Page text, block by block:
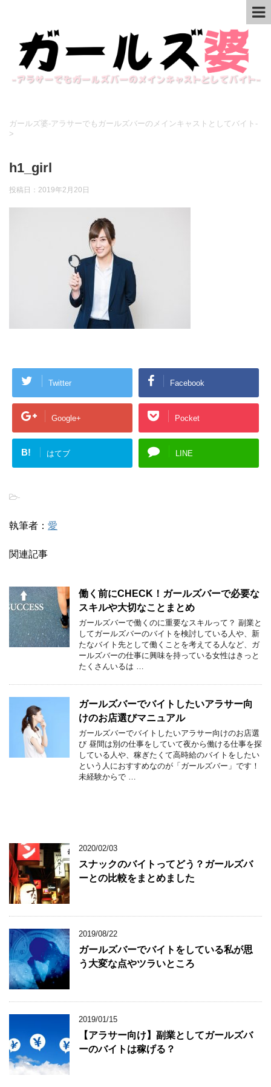
ガールズ婆-アラサーでもガールズバーのメインキャストとしてバイト-
>
h1_girl
投稿日： 2019年2月20日
Twitter Facebook
Google+ Pocket
B! はてブ LINE
-
執筆者： 愛
関連記事
働く前にCHECK！ガールズバーで必要な
スキルや大切なことまとめ
ガールズバーで働くのに重要なスキルって？ 副業と
してガールズバーのバイトを検討している人や、新
たなバイト先として働くことを考えてる人など、ガ
ールズバーの仕事に興味を持っている女性はきっと
たくさんいるは …
ガールズバーでバイトしたいアラサー向
けのお店選びマニュアル
ガールズバーでバイトしたいアラサー向けのお店選
び 昼間は別の仕事をしていて夜から働ける仕事を探
している人や、稼ぎたくて高時給のバイトをしたい
という人におすすめなのが「ガールズバー」です！
未経験からで …
2020/02/03
スナックのバイトってどう？ガールズバ
ーとの比較をまとめました
2019/08/22
ガールズバーでバイトをしている私が思
う大変な点やツラいところ
2019/01/15
【アラサー向け】副業としてガールズバ
ーのバイトは稼げる？